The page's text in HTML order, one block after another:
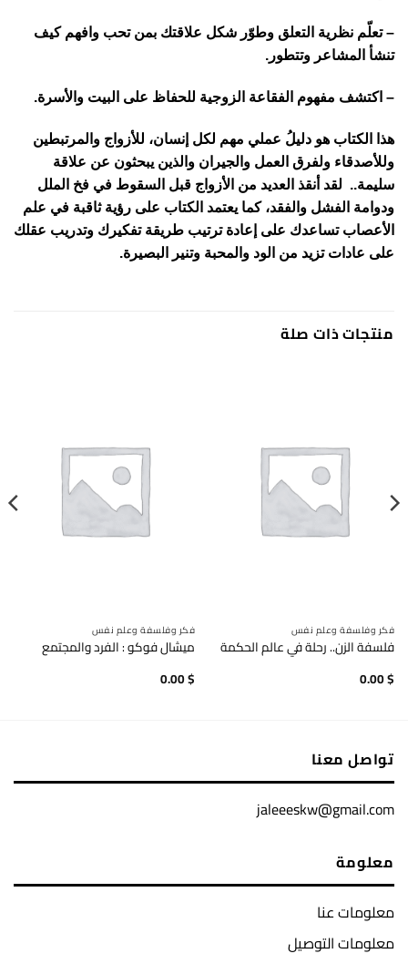
– تعلّم نظرية التعلق وطوّر شكل علاقتك بمن تحب وافهم كيف
تنشأ المشاعر وتتطور.
– اكتشف مفهوم الفقاعة الزوجية للحفاظ على البيت والأسرة.
هذا الكتاب هو دليلُ عملي مهم لكل إنسان، للأزواج والمرتبطين
وللأصدقاء ولفرق العمل والجيران والذين يبحثون عن علاقة
سليمة.. لقد أنقذ العديد من الأزواج قبل السقوط في فخ الملل
ودوامة الفشل والفقد، كما يعتمد الكتاب على رؤية ثاقبة في علم
الأعصاب تساعدك على إعادة ترتيب طريقة تفكيرك وتدريب عقلك
على عادات تزيد من الود والمحبة وتنير البصيرة.
منتجات ذات صلة
فكر وفلسفة وعلم نفس
فلسفة الزن.. رحلة في عالم الحكمة
0.00$
فكر وفلسفة وعلم نفس
ميشال فوكو : الفرد والمجتمع
0.00$
تواصل معنا
jaleeeskw@gmail.com
معلومة
معلومات عنا
معلومات التوصيل